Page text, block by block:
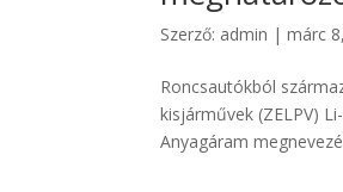
Szerző: admin |márc
Roncsautókból
kisjárművek (ZELPV)
Anyagáram